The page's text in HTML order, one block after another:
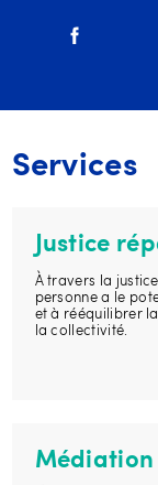
Services
Justice
À travers la
personne a le
et à rééquilibrer
la collectivité.
Médiation